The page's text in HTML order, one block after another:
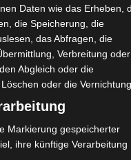
eros velit vitae odio.
Nunc in rhoncus
tincidunt finibus.
Daten wie das Erheben,
die Speicherung, die
das Abfragen, die
Verbreitung oder
Abgleich oder die
oder die Vernichtung.
Markierung gespeicherter
ihre künftige Verarbeitung